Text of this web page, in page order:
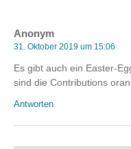
Anonym
31. Oktober 2019 um 15:06
Es gibt auch ein Easter-
sind die Contributions
Antworten